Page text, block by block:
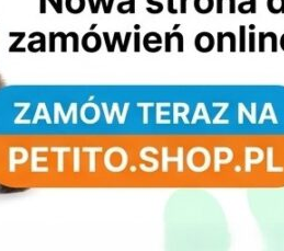
to
Adres
ul. Leśna 2
tel. 503 900 215
Godziny pracy
pon. – piąt. 10.00 – 19.00